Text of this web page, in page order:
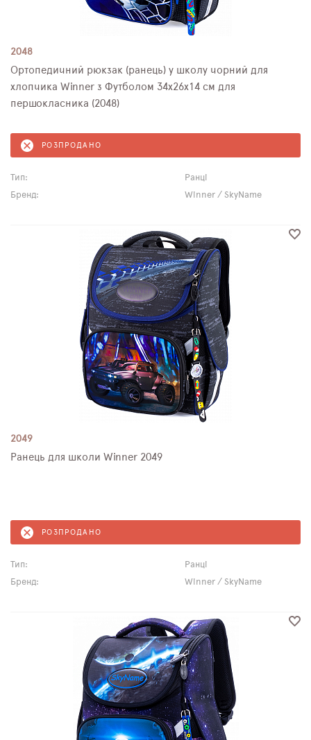
2048
Ортопедичний рюкзак (ранець) у школу чорний для
хлопчика Winner з Футболом 34х26х14 см для
першокласника (2048)
РОЗПРОДАНО
Тип:
Ранці
Бренд:
Winner / SkyName
2049
Ранець для школи Winner 2049
РОЗПРОДАНО
Тип:
Ранці
Бренд:
Winner / SkyName